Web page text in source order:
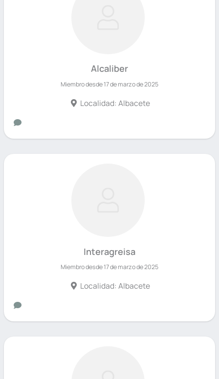
Alcaliber
Miembro desde 17 de marzo de 2025
Localidad: Albacete
Interagreisa
Miembro desde 17 de marzo de 2025
Localidad: Albacete